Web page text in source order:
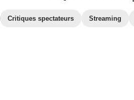
Critiques spectateurs Streaming